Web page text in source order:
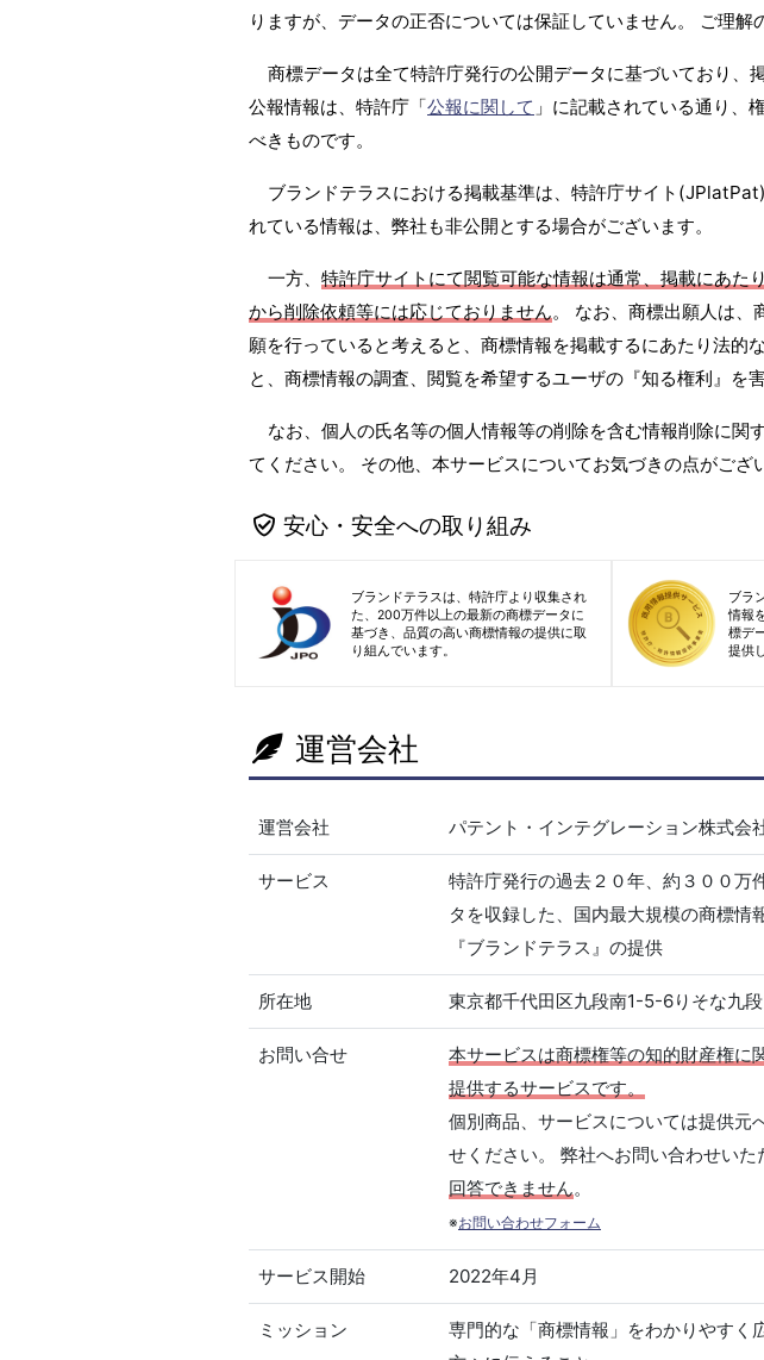
りますが、データの正否については保証していません。 ご理解
商標データは全て特許庁発行の公開データに基づいており、
公報情報は、特許庁「公報に関して 」に記載されている通り、
べきものです。
ブランドテラスにおける掲載基準は、特許庁サイト
れている情報は、弊社も非公開とする場合がございます。
一方、 特許庁サイトにて閲覧可能な情報は通常、掲載にあた
から削除依頼等には応じておりません。 なお、商標出願人は、
願を行っていると考えると、商標情報を掲載するにあたり法的
と、商標情報の調査、閲覧を希望するユーザの『知る権利』を
なお、個人の氏名等の個人情報等の削除を含む情報削除に関
てください。 その他、本サービスについてお気づきの点がござ
安心・安全への取り組み
ブランドテラスは、特許庁より収集され
た、200万件以上の最新の商標データに
基づき、品質の高い商標情報の提供に取
り組んでいます。
ブラ
情報
標デ
提供
運営会社
運営会社 パテント・インテグレーション株式会
サービス
特許庁発行の過去２０年、約３００万
タを収録した、国内最大規模の商標情
『ブランドテラス』の提供
所在地 東京都千代田区九段南1-5-6りそな九
お問い合せ
本サービスは商標権等の知的財産権に
提供するサービスです。
個別商品、サービスについては提供元
せください。 弊社へお問い合わせいた
回答できません。
※お問い合わせフォーム
サービス開始 2022年4月
ミッション
専門的な「商標情報」をわかりやすく